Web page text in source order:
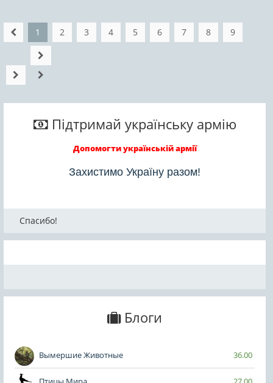
1 2 3 4 5 6 7 8 9
Підтримай українську армію
Допомогти українській армії
Захистимо Україну разом!
Спасибо!
Блоги
Вымершие Животные 36.00